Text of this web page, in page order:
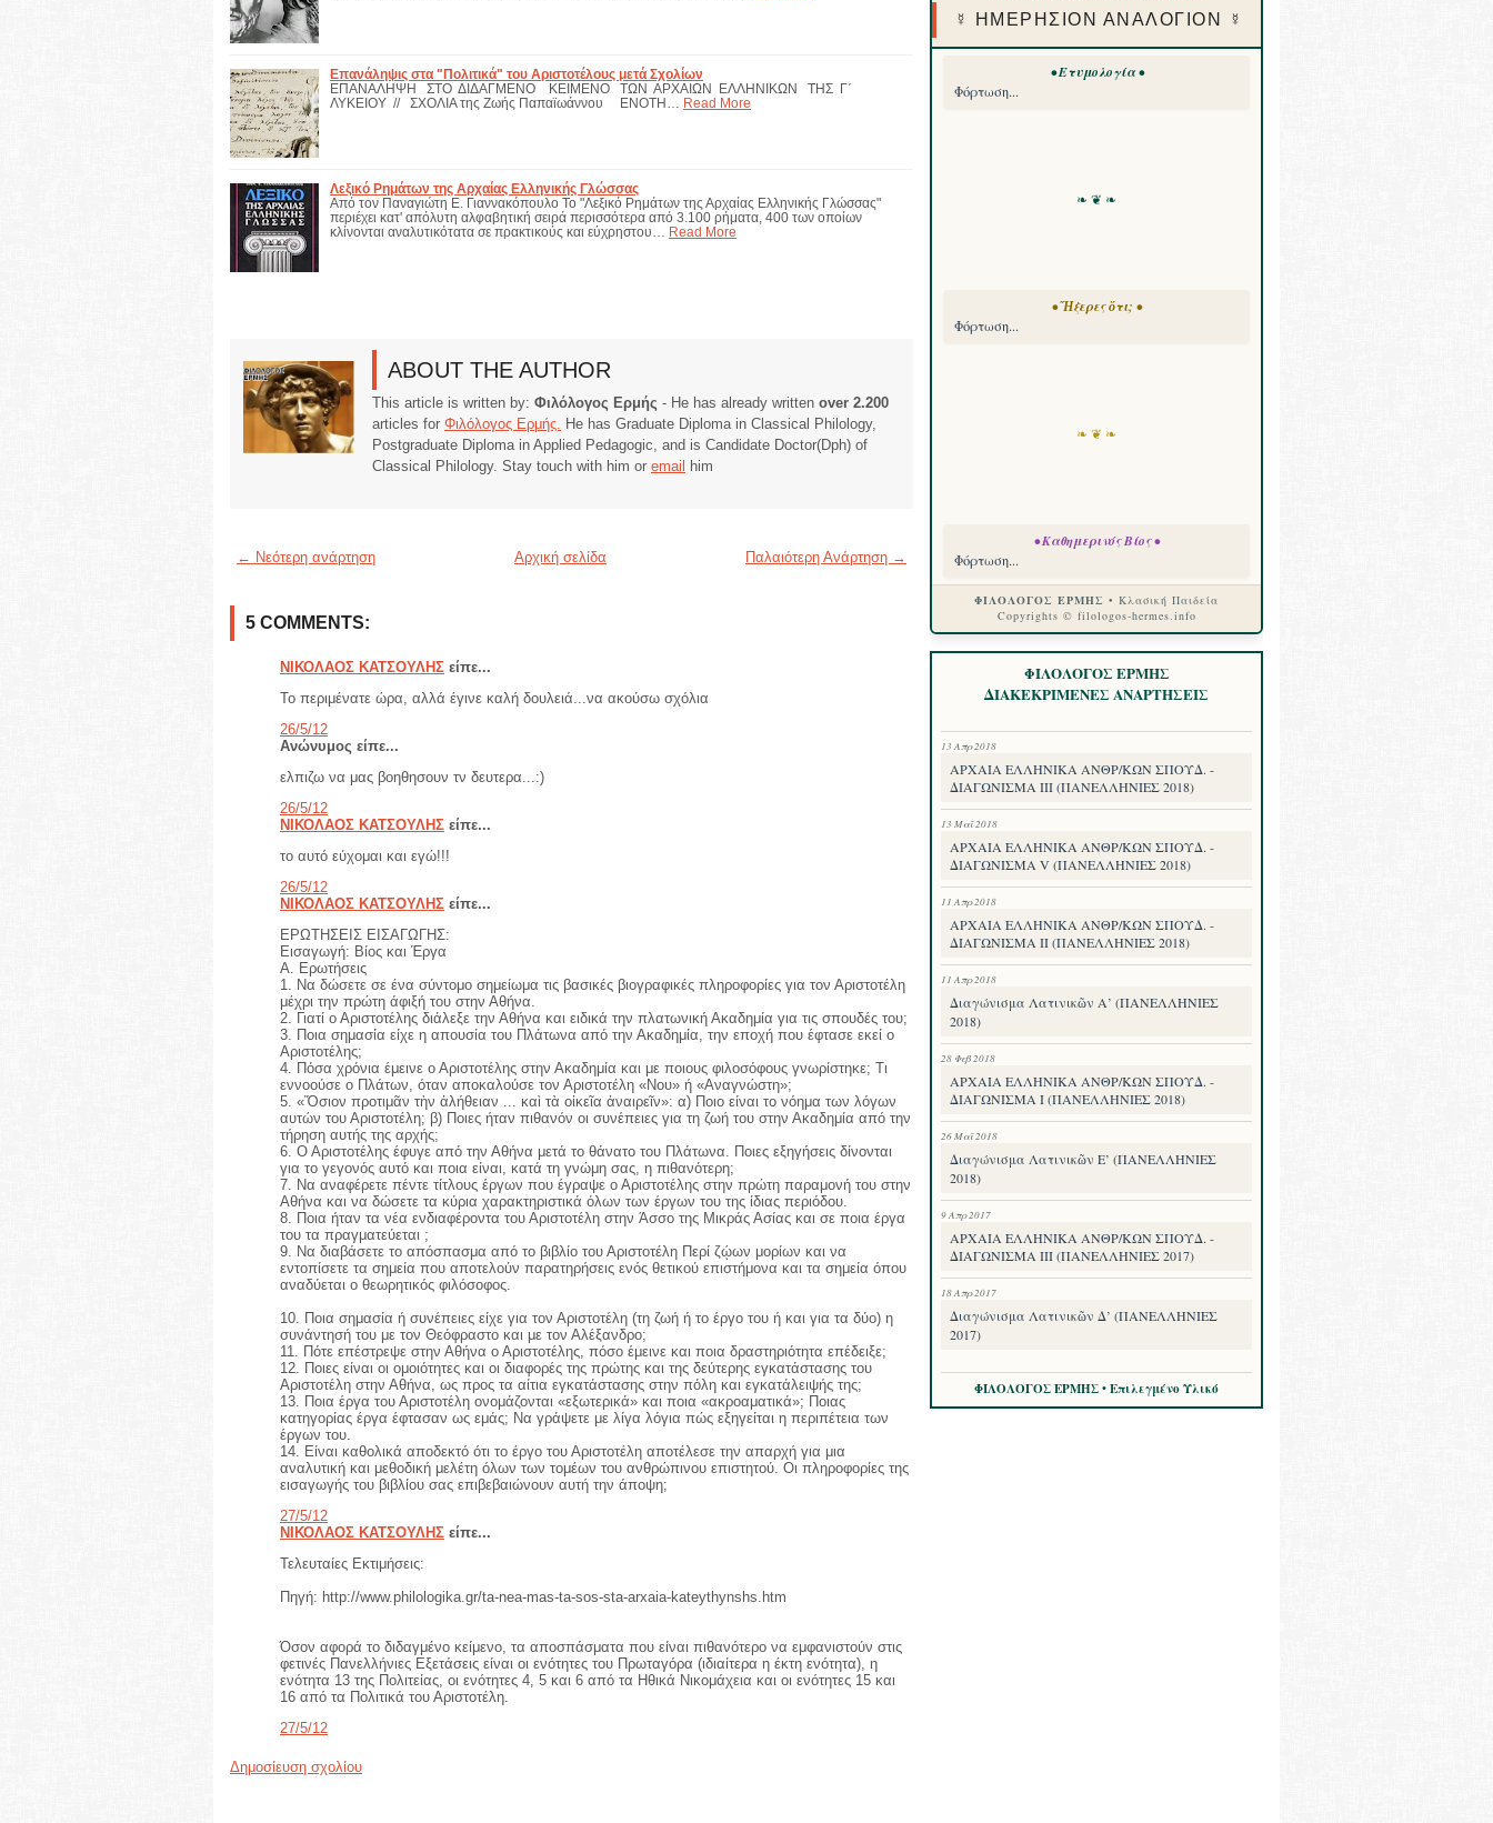
Επανάληψις στα "Πολιτικά" του Αριστοτέλους μετά Σχολίων
ΕΠΑΝΑΛΗΨΗ ΣΤΟ ΔΙΔΑΓΜΕΝΟ ΚΕΙΜΕΝΟ ΤΩΝ ΑΡΧΑΙΩΝ ΕΛΛΗΝΙΚΩΝ ΤΗΣ Γ΄
ΛΥΚΕΙΟΥ // ΣΧΟΛΙΑ της Ζωής Παπαϊωάννου ΕΝΟΤΗ…
Read More
Λεξικό Ρημάτων της Αρχαίας Ελληνικής Γλώσσας
Από τον Παναγιώτη Ε. Γιαννακόπουλο Το "Λεξικό Ρημάτων της Αρχαίας Ελληνικής Γλώσσας"
περιέχει κατ' απόλυτη αλφαβητική σειρά περισσότερα από 3.100 ρήματα, 400 των οποίων
κλίνονται αναλυτικότατα σε πρακτικούς και εύχρηστου…
Read More
ABOUT THE AUTHOR
This article is written by: Φιλόλογος Ερμής - He has already written over 2.200
articles for Φιλόλογος Ερμής. He has Graduate Diploma in Classical Philology,
Postgraduate Diploma in Applied Pedagogic, and is Candidate Doctor(Dph) of
Classical Philology. Stay touch with him or email him
← Νεότερη ανάρτηση Παλαιότερη Ανάρτηση →
Αρχική σελίδα
5 COMMENTS:
ΝΙΚΟΛΑΟΣ ΚΑΤΣΟΥΛΗΣ είπε...
Το περιμένατε ώρα, αλλά έγινε καλή δουλειά...να ακούσω σχόλια
26/5/12
Ανώνυμος είπε...
ελπιζω να μας βοηθησουν τν δευτερα...:)
26/5/12
ΝΙΚΟΛΑΟΣ ΚΑΤΣΟΥΛΗΣ είπε...
το αυτό εύχομαι και εγώ!!!
26/5/12
ΝΙΚΟΛΑΟΣ ΚΑΤΣΟΥΛΗΣ είπε...
ΕΡΩΤΗΣΕΙΣ ΕΙΣΑΓΩΓΗΣ:
Εισαγωγή: Βίος και Έργα
Α. Ερωτήσεις
1. Να δώσετε σε ένα σύντομο σημείωμα τις βασικές βιογραφικές πληροφορίες για τον Αριστοτέλη
μέχρι την πρώτη άφιξή του στην Αθήνα.
2. Γιατί ο Αριστοτέλης διάλεξε την Αθήνα και ειδικά την πλατωνική Ακαδημία για τις σπουδές του;
3. Ποια σημασία είχε η απουσία του Πλάτωνα από την Ακαδημία, την εποχή που έφτασε εκεί ο
Αριστοτέλης;
4. Πόσα χρόνια έμεινε ο Αριστοτέλης στην Ακαδημία και με ποιους φιλοσόφους γνωρίστηκε; Τι
εννοούσε ο Πλάτων, όταν αποκαλούσε τον Αριστοτέλη «Νου» ή «Αναγνώστη»;
5. «Ὅσιον προτιμᾶν τὴν ἀλήθειαν ... καὶ τὰ οἰκεῖα ἀναιρεῖν»: α) Ποιο είναι το νόημα των λόγων
αυτών του Αριστοτέλη; β) Ποιες ήταν πιθανόν οι συνέπειες για τη ζωή του στην Ακαδημία από την
τήρηση αυτής της αρχής;
6. Ο Αριστοτέλης έφυγε από την Αθήνα μετά το θάνατο του Πλάτωνα. Ποιες εξηγήσεις δίνονται
για το γεγονός αυτό και ποια είναι, κατά τη γνώμη σας, η πιθανότερη;
7. Να αναφέρετε πέντε τίτλους έργων που έγραψε ο Αριστοτέλης στην πρώτη παραμονή του στην
Αθήνα και να δώσετε τα κύρια χαρακτηριστικά όλων των έργων του της ίδιας περιόδου.
8. Ποια ήταν τα νέα ενδιαφέροντα του Αριστοτέλη στην Άσσο της Μικράς Ασίας και σε ποια έργα
του τα πραγματεύεται ;
9. Να διαβάσετε το απόσπασμα από το βιβλίο του Αριστοτέλη Περί ζῴων μορίων και να
εντοπίσετε τα σημεία που αποτελούν παρατηρήσεις ενός θετικού επιστήμονα και τα σημεία όπου
αναδύεται ο θεωρητικός φιλόσοφος.
10. Ποια σημασία ή συνέπειες είχε για τον Αριστοτέλη (τη ζωή ή το έργο του ή και για τα δύο) η
συνάντησή του με τον Θεόφραστο και με τον Αλέξανδρο;
11. Πότε επέστρεψε στην Αθήνα ο Αριστοτέλης, πόσο έμεινε και ποια δραστηριότητα επέδειξε;
12. Ποιες είναι οι ομοιότητες και οι διαφορές της πρώτης και της δεύτερης εγκατάστασης του
Αριστοτέλη στην Αθήνα, ως προς τα αίτια εγκατάστασης στην πόλη και εγκατάλειψής της;
13. Ποια έργα του Αριστοτέλη ονομάζονται «εξωτερικά» και ποια «ακροαματικά»; Ποιας
κατηγορίας έργα έφτασαν ως εμάς; Να γράψετε με λίγα λόγια πώς εξηγείται η περιπέτεια των
έργων του.
14. Είναι καθολικά αποδεκτό ότι το έργο του Αριστοτέλη αποτέλεσε την απαρχή για μια
αναλυτική και μεθοδική μελέτη όλων των τομέων του ανθρώπινου επιστητού. Οι πληροφορίες της
εισαγωγής του βιβλίου σας επιβεβαιώνουν αυτή την άποψη;
27/5/12
ΝΙΚΟΛΑΟΣ ΚΑΤΣΟΥΛΗΣ είπε...
Τελευταίες Εκτιμήσεις:
Πηγή: http://www.philologika.gr/ta-nea-mas-ta-sos-sta-arxaia-kateythynshs.htm
Όσον αφορά το διδαγμένο κείμενο, τα αποσπάσματα που είναι πιθανότερο να εμφανιστούν στις
φετινές Πανελλήνιες Εξετάσεις είναι οι ενότητες του Πρωταγόρα (ιδιαίτερα η έκτη ενότητα), η
ενότητα 13 της Πολιτείας, οι ενότητες 4, 5 και 6 από τα Ηθικά Νικομάχεια και οι ενότητες 15 και
16 από τα Πολιτικά του Αριστοτέλη.
27/5/12
Δημοσίευση σχολίου
☿ ΗΜΕΡΗΣΙΟΝ ΑΝΑΛΟΓΙΟΝ ☿
• Ετυμολογία •
Φόρτωση...
❧ ❦ ❧
• Ἤξερες ὅτι; •
Φόρτωση...
❧ ❦ ❧
• Καθημερινός Βίος •
Φόρτωση...
ΦΙΛΟΛΟΓΟΣ ΕΡΜΗΣ • Κλασική Παιδεία
Copyrights © filologos-hermes.info
ΦΙΛΟΛΟΓΟΣ ΕΡΜΗΣ
ΔΙΑΚΕΚΡΙΜΕΝΕΣ ΑΝΑΡΤΗΣΕΙΣ
13 Απρ 2018
ΑΡΧΑΙΑ ΕΛΛΗΝΙΚΑ ΑΝΘΡ/ΚΩΝ ΣΠΟΥΔ. -
ΔΙΑΓΩΝΙΣΜΑ III (ΠΑΝΕΛΛΗΝΙΕΣ 2018)
13 Μαΐ 2018
ΑΡΧΑΙΑ ΕΛΛΗΝΙΚΑ ΑΝΘΡ/ΚΩΝ ΣΠΟΥΔ. -
ΔΙΑΓΩΝΙΣΜΑ V (ΠΑΝΕΛΛΗΝΙΕΣ 2018)
11 Απρ 2018
ΑΡΧΑΙΑ ΕΛΛΗΝΙΚΑ ΑΝΘΡ/ΚΩΝ ΣΠΟΥΔ. -
ΔΙΑΓΩΝΙΣΜΑ II (ΠΑΝΕΛΛΗΝΙΕΣ 2018)
11 Απρ 2018
Διαγώνισμα Λατινικῶν Α’ (ΠΑΝΕΛΛΗΝΙΕΣ
2018)
28 Φεβ 2018
ΑΡΧΑΙΑ ΕΛΛΗΝΙΚΑ ΑΝΘΡ/ΚΩΝ ΣΠΟΥΔ. -
ΔΙΑΓΩΝΙΣΜΑ I (ΠΑΝΕΛΛΗΝΙΕΣ 2018)
26 Μαΐ 2018
Διαγώνισμα Λατινικῶν Ε’ (ΠΑΝΕΛΛΗΝΙΕΣ
2018)
9 Απρ 2017
ΑΡΧΑΙΑ ΕΛΛΗΝΙΚΑ ΑΝΘΡ/ΚΩΝ ΣΠΟΥΔ. -
ΔΙΑΓΩΝΙΣΜΑ III (ΠΑΝΕΛΛΗΝΙΕΣ 2017)
18 Απρ 2017
Διαγώνισμα Λατινικῶν Δ’ (ΠΑΝΕΛΛΗΝΙΕΣ
2017)
ΦΙΛΟΛΟΓΟΣ ΕΡΜΗΣ • Επιλεγμένο Υλικό